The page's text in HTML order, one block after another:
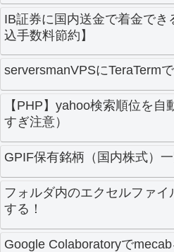
IB証券に国内送金で着金でき
込手数料節約】
serversmanVPSにTeraTerm
【PHP】yahoo検索順位を自
すぎ注意）
GPIF保有銘柄（国内株式）一
フォルダ内のエクセルファ
する！
Google Colaboratoryで